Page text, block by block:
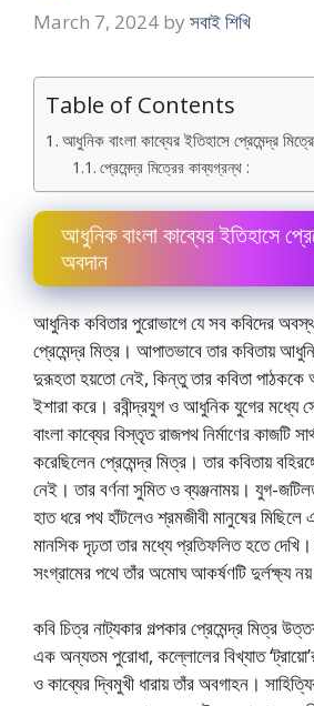
March 7, 2024 by সবাই শিখি
Table of Contents
আধুনিক বাংলা কাব্যের ইতিহাসে প্রেমেন্দ্র
প্রেমেন্দ্র মিত্রের কাব্যগ্রন্থ :
আধুনিক বাংলা কাব্যের ইতিহাসে
অবদান
আধুনিক কবিতার পুরােভাগে যে সব কবিদের
প্রেমেন্দ্র মিত্র। আপাতভাবে তার কবিতায়
দুরূহতা হয়তাে নেই, কিন্তু তার কবিতা পাঠককে
ইশারা করে। রবীন্দ্রযুগ ও আধুনিক যুগের মধ্যে
বাংলা কাব্যের বিস্তৃত রাজপথ নির্মাণের কাজটি
করেছিলেন প্রেমেন্দ্র মিত্র। তার কবিতায়
নেই। তার বর্ণনা সুমিত ও ব্যঞ্জনাময়। যুগ-
হাত ধরে পথ হাঁটলেও শ্রমজীবী মানুষের মিছিলে
মানসিক দৃঢ়তা তার মধ্যে প্রতিফলিত হতে
সংগ্রামের পথে তাঁর অমােঘ আকর্ষণটি দুর্লক্ষ্য
কবি চিত্র নাট্যকার গল্পকার প্রেমেন্দ্র মিত্র
এক অন্যতম পুরোধা, কল্লোলের বিখ্যাত
ও কাব্যের দ্বিমুখী ধারায় তাঁর অবগাহন।